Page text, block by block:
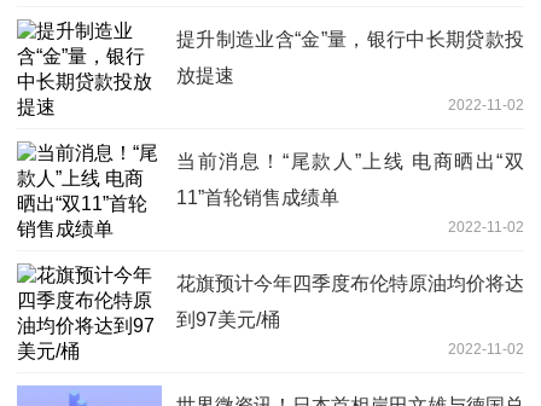
提升制造业含“金”量，银行中长期贷款投
放提速
2022-11-02
当前消息！“尾款人”上线 电商晒出“双
11”首轮销售成绩单
2022-11-02
花旗预计今年四季度布伦特原油均价将达
到97美元/桶
2022-11-02